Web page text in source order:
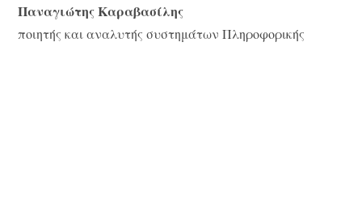
Παναγιώτης Καραβασίλης
ποιητής και αναλυτής συστημάτων Πληροφορικής